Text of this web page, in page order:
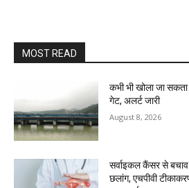
MOST READ
कभी भी खोला जा सकता
गेट, अलर्ट जारी
August 8, 2026
सर्वाइकल कैंसर से बचाव
छलांग, एचपीवी